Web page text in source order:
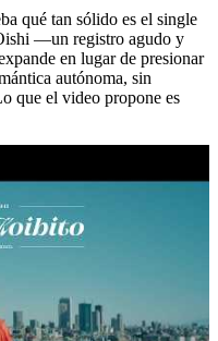
qué tan sólido es el single
—un registro agudo y
en lugar de presionar
autónoma, sin
que el video propone es